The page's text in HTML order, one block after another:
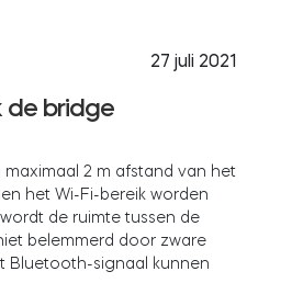
27 juli 2021
de bridge
maximaal 2 m afstand van het
het Wi-Fi-bereik worden
de ruimte tussen de
belemmerd door zware
Bluetooth-signaal kunnen